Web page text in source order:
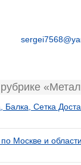
Балка, Сетка
Москве и области